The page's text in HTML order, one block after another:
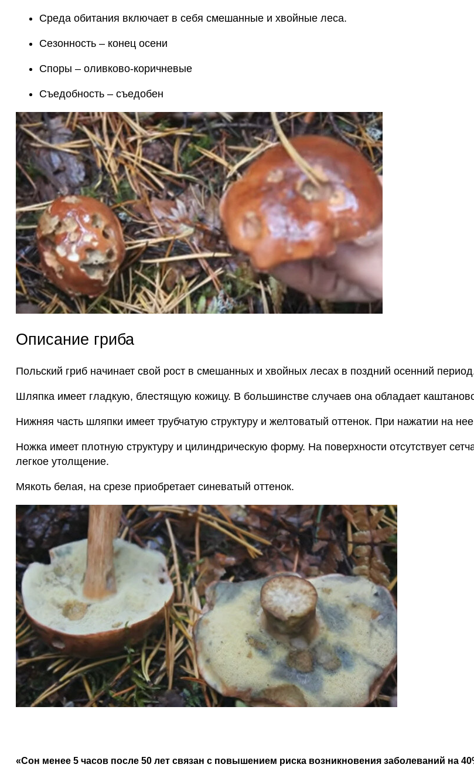
Среда обитания включает в себя смешанные и хвойные леса.
Сезонность – конец осени
Споры – оливково-коричневые
Съедобность – съедобен
Описание гриба
Польский гриб начинает свой рост в смешанных и хвойных лесах в поздний осенний
Шляпка имеет гладкую, блестящую кожицу. В большинстве случаев она обладает
Нижняя часть шляпки имеет трубчатую структуру и желтоватый оттенок. При нажатии на
Ножка имеет плотную структуру и цилиндрическую форму. На поверхности отсутствует
легкое утолщение.
Мякоть белая, на срезе приобретает синеватый оттенок.
«Сон менее 5 часов после 50 лет связан с повышением риска возникновения заболеваний на